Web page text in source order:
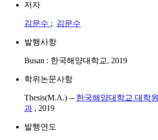
저자
김문수 ; 김문수
발행사항
Busan : 한국해양대학교, 2019
학위논문사항
Thesis(M.A.) -- 한국해양대학교 대학원
과 , 2019
발행연도